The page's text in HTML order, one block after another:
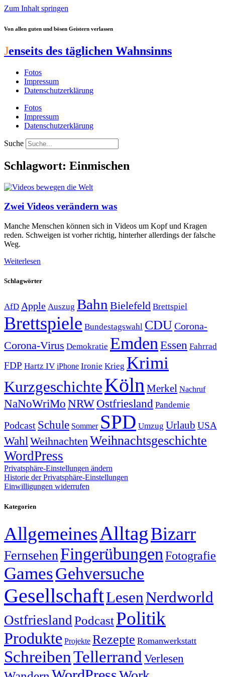
Zum Inhalt springen
Von allen guten und bösen Geistern verlassen
Jenseits des täglichen Wahnsinns
Fotos
Impressum
Datenschutzerklärung
Fotos
Impressum
Datenschutzerklärung
Suche
Schlagwort: Einmischen
Zwei Videos verändern was
Manche Menschen können sich in Videos um Kopf und Kragen
reden. Schweigen ist vorher richtig, hinterher allerdings der falsche
Weg.
Weiterlesen
Schlagwörter
AfD Apple Auszug Bahn Bielefeld Brettspiel
Brettspiele Bundestagswahl CDUCorona-
Corona-Virus Demokratie EmdenEssen Fahrrad
FDP Hartz IV iPhone Ironie Krieg Krimi
KurzgeschichteKölnMerkel Nachruf
NaNoWriMo NRWOstfriesland Pandemie
Podcast Schule Sommer SPD Umzug Urlaub USA
WahlWeihnachtenWeihnachtsgeschichte
WordPress
Privatsphäre-Einstellungen ändern
Historie der Privatsphäre-Einstellungen
Einwilligungen widerrufen
Kategorien
AllgemeinesAlltagBizarr
Fernsehen Fingerübungen Fotografie
GamesGehversuche
GesellschaftLesen Nerdworld
Ostfriesland PodcastPolitik
Produkte Projekte Rezepte Romanwerkstatt
SchreibenTellerrand Verlesen